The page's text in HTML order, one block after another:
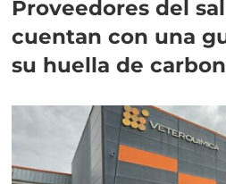
Proveedores del
cuentan con una
su huella de